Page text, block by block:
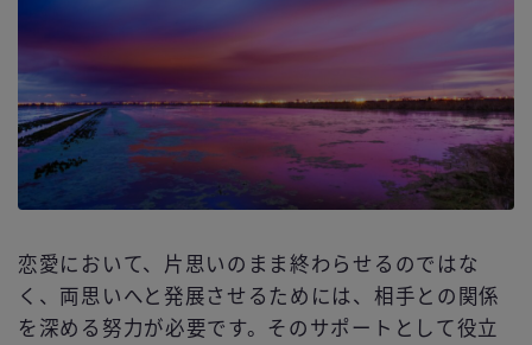
恋愛において、片思いのまま終わらせるのではな
く、両思いへと発展させるためには、相手との関係
を深める努力が必要です。そのサポートとして役立